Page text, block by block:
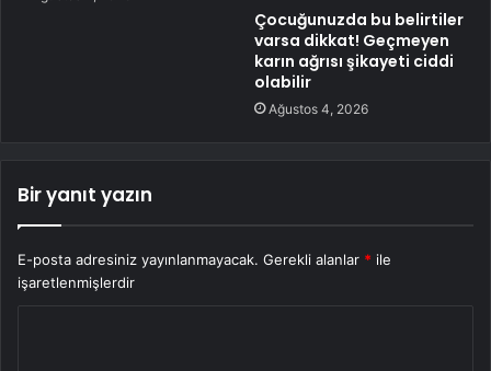
Çocuğunuzda bu belirtiler
varsa dikkat! Geçmeyen
karın ağrısı şikayeti ciddi
olabilir
Ağustos 4, 2026
Bir yanıt yazın
E-posta adresiniz yayınlanmayacak. Gerekli alanlar * ile
işaretlenmişlerdir